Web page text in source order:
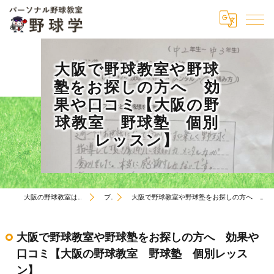
大阪で野球教室や野球
塾をお探しの方へ 効
果や口コミ【大阪の野
球教室 野球塾 個別
レッスン】
大阪の野球教室はパーソナル野球教室 野球学 ブログ 大阪で野球教室や野球塾をお探しの方へ 効果や口コミ【大阪の野球教室 野球塾 個別レッスン】
大阪で野球教室や野球塾をお探しの方へ 効果や
口コミ【大阪の野球教室 野球塾 個別レッス